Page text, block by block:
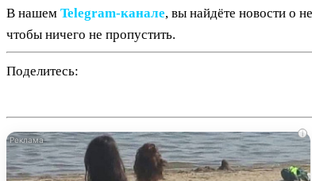
В нашем Telegram‑канале, вы найдёте новости о
чтобы ничего не пропустить.
Поделитесь:
i